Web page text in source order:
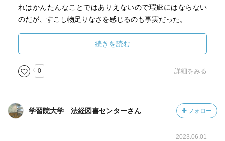
れはかんたんなことではありえないので瑕疵にはならない
のだが、すこし物足りなさを感じるのも事実だった。
続きを読む
0 詳細をみる
学習院大学 法経図書センターさん フォロー
2023.06.01